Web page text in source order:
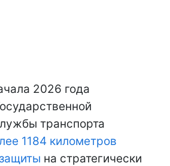
2026 года
транспорта
1184 километров
на стратегически